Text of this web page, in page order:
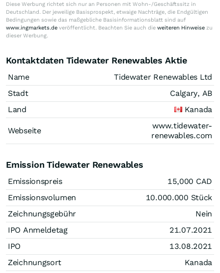
Diese Werbung richtet sich nur an Personen mit Wohn-/Geschäftssitz in
Deutschland. Der jeweilige Basisprospekt, etwaige Nachträge, die Endgültigen
Bedingungen sowie das maßgebliche Basisinformationsblatt sind auf
www.ingmarkets.de veröffentlicht. Beachten Sie auch die weiteren Hinweise zu
dieser Werbung.
Kontaktdaten Tidewater Renewables Aktie
Name
Tidewater Renewables Ltd
Stadt
Calgary, AB
Land
Kanada
Webseite
www.tidewater-
renewables.com
Emission Tidewater Renewables
Emissionspreis 15,000 CAD
Emissionsvolumen
10.000.000 Stück
Zeichnungsgebühr
Nein
IPO Anmeldetag
21.07.2021
IPO
13.08.2021
Zeichnungsort
Kanada